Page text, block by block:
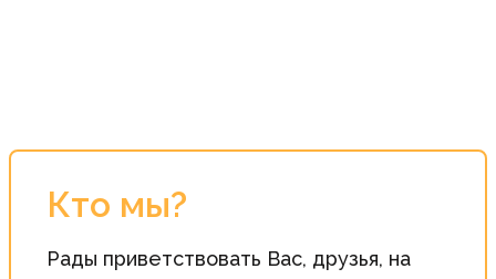
Кто мы?
Рады приветствовать Вас, друзья, на